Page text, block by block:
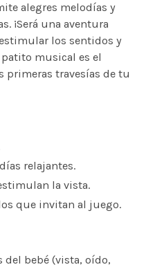
alegres melodías y
¡Será una aventura
los sentidos y
musical es el
primeras travesías de tu
relajantes.
la vista.
que invitan al juego.
bebé (vista, oído,